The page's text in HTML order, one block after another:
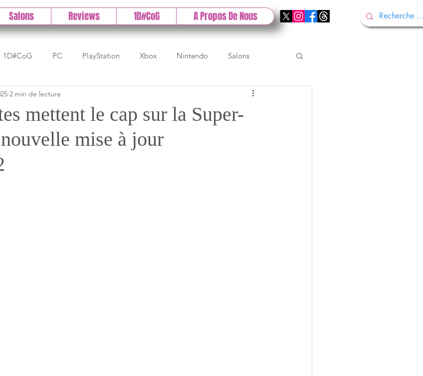
Salons Reviews 1D#CoG A Propos De Nous
1D#CoG PC PlayStation Xbox Nintendo Salons
indé DLC Gamescom
Test 1DCoG Test Xbox Test Nintendo
mettent le cap sur la Super-
mise à jour
2 min de lecture